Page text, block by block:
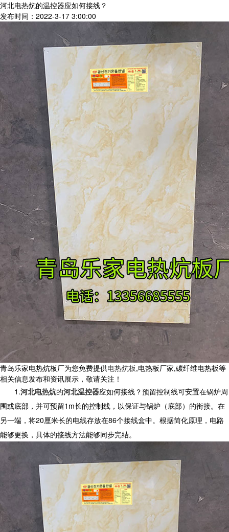
河北电热炕的温控器应如何接线？
发布时间：2022-3-17 3:00:00
青岛乐家电热炕板厂为您免费提供电热炕板,电热板厂家,碳纤维电热板等
相关信息发布和资讯展示，敬请关注！
1.河北电热炕的河北温控器应如何接线？预留控制线可安置在锅炉周
围或底部，并可预留1m长的控制线，以保证与锅炉（底部）的衔接。在
另一端，将20厘米长的电线存放在86个接线盒中。根据简化原理，电路
能够更换，具体的接线方法能够同步完结。